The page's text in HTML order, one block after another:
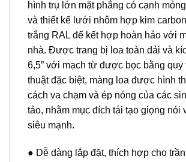
hình trụ lớn mặt phẳng có cạnh
và thiết kế lưới nhôm hợp kim
trắng RAL để kết hợp hoàn hảo với
nhà. Được trang bị loa toàn dải và
6,5” với mạch từ được bọc bằng quy
thuật đặc biệt, màng loa được hình
cách va chạm và ép nóng của các
tảo, nhằm mục đích tái tạo giọng nói
siêu mạnh.
● Dễ dàng lắp đặt, thích hợp cho